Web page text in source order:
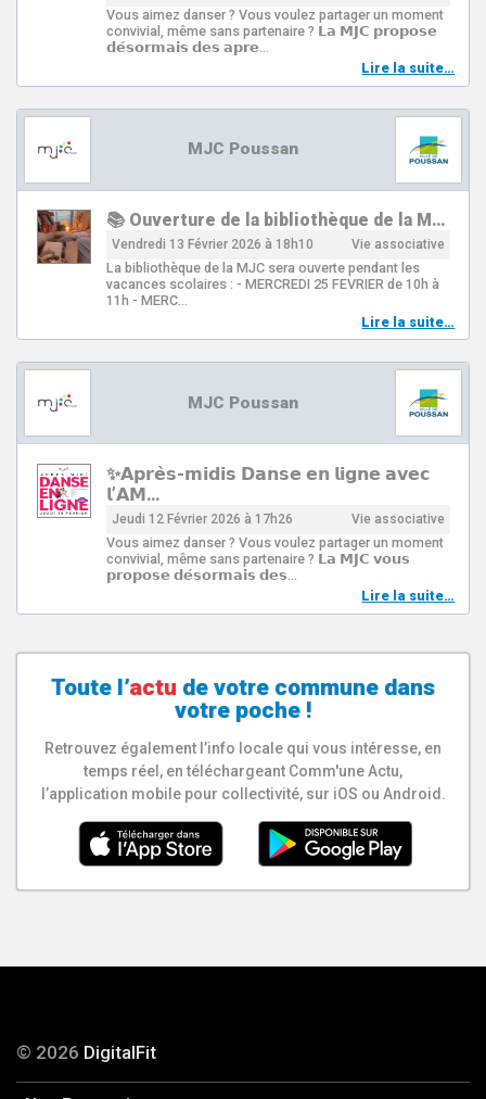
Vous aimez danser ? Vous voulez partager un moment
convivial, même sans partenaire ? 𝗟𝗮 𝗠𝗝𝗖 𝗽𝗿𝗼𝗽𝗼𝘀𝗲
𝗱𝗲́𝘀𝗼𝗿𝗺𝗮𝗶𝘀 𝗱𝗲𝘀 𝗮𝗽𝗿𝗲…
Lire la suite…
MJC Poussan
📚 Ouverture de la bibliothèque de la M…
Vendredi 13 Février 2026 à 18h10 Vie associative
La bibliothèque de la MJC sera ouverte pendant les
vacances scolaires : - MERCREDI 25 FEVRIER de 10h à
11h - MERC…
Lire la suite…
MJC Poussan
✨𝗔𝗽𝗿𝗲̀𝘀-𝗺𝗶𝗱𝗶𝘀 𝗗𝗮𝗻𝘀𝗲 𝗲𝗻 𝗹𝗶𝗴𝗻𝗲 𝗮𝘃𝗲𝗰
𝗹’𝗔𝗠…
Jeudi 12 Février 2026 à 17h26 Vie associative
Vous aimez danser ? Vous voulez partager un moment
convivial, même sans partenaire ? 𝗟𝗮 𝗠𝗝𝗖 𝘃𝗼𝘂𝘀
𝗽𝗿𝗼𝗽𝗼𝘀𝗲 𝗱𝗲́𝘀𝗼𝗿𝗺𝗮𝗶𝘀 𝗱𝗲𝘀…
Lire la suite…
Toute l’actu de votre commune dans
votre poche !
Retrouvez également l’info locale qui vous intéresse, en
temps réel, en téléchargeant Comm'une Actu,
l’application mobile pour collectivité, sur iOS ou Android.
© 2026 DigitalFit